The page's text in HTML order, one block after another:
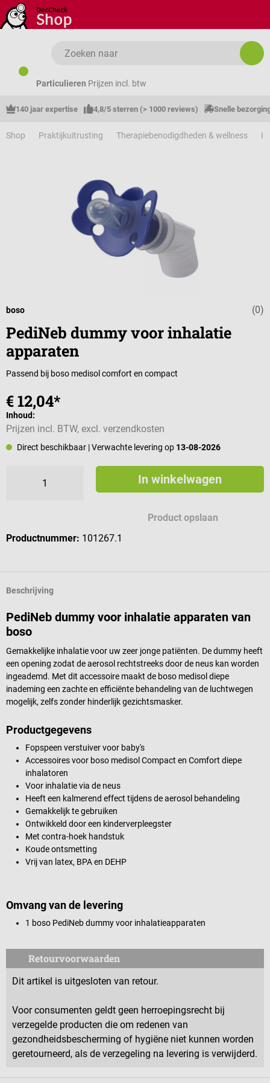
Ga naar de hoofdinhoud
Particulieren Prijzen incl. btw
140 jaar expertise 4,8/5 sterren (> 1000 reviews) Snelle
Shop Praktijkuitrusting Therapiebenodigdheden & wellness
Gemiddelde
(0)
boso
PediNeb dummy voor inhalatie
apparaten
Passend bij boso medisol comfort en compact
€ 12,04*
Inhoud:
Prijzen incl. BTW, excl. verzendkosten
Direct beschikbaar | Verwachte levering op 13-08-2026
In winkelwagen
Product opslaan
Productnummer: 101267.1
Beschrijving
PediNeb dummy voor inhalatie apparaten van
boso
Gemakkelijke inhalatie voor uw zeer jonge patiënten. De dummy heeft
een opening zodat de aerosol rechtstreeks door de neus kan worden
ingeademd. Met dit accessoire maakt de boso medisol diepe
inademing een zachte en efficiënte behandeling van de luchtwegen
mogelijk, zelfs zonder hinderlijk gezichtsmasker.
Productgegevens
Fopspeen verstuiver voor baby's
Accessoires voor boso medisol Compact en Comfort diepe
inhalatoren
Voor inhalatie via de neus
Heeft een kalmerend effect tijdens de aerosol behandeling
Gemakkelijk te gebruiken
Ontwikkeld door een kinderverpleegster
Met contra-hoek handstuk
Koude ontsmetting
Vrij van latex, BPA en DEHP
Omvang van de levering
1 boso PediNeb dummy voor inhalatieapparaten
Retourvoorwaarden
Dit artikel is uitgesloten van retour.
Voor consumenten geldt geen herroepingsrecht bij
verzegelde producten die om redenen van
gezondheidsbescherming of hygiëne niet kunnen worden
geretourneerd, als de verzegeling na levering is verwijderd.